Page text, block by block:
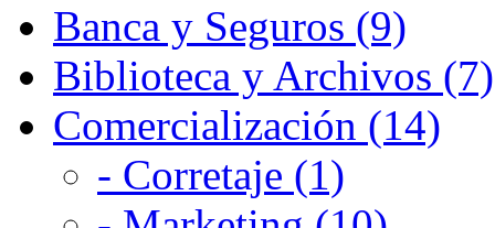
Banca y Seguros (9)
Biblioteca y Archivos (7)
Comercialización (14)
- Corretaje (1)